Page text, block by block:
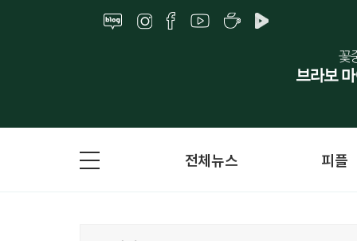
전체뉴스 피플